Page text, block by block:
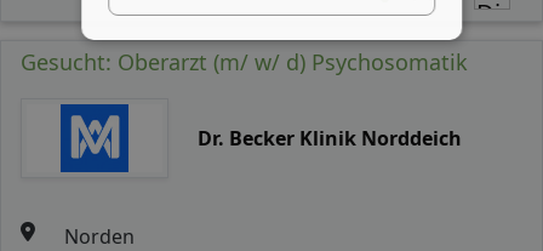
Gesucht: Oberarzt (m/ w/ d) Psychosomatik
Dr. Becker Klinik Norddeich
Norden